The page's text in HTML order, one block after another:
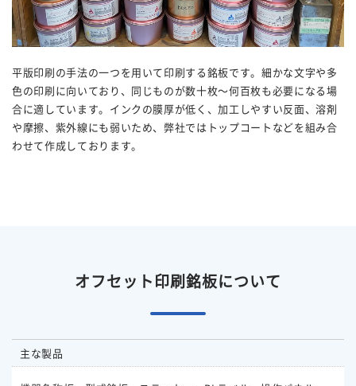
平版印刷の手法の一つを用いて印刷する銘板です。細かな文字や多
色の印刷に向いており、同じものが数十枚～何百枚も必要になる場
合に適しています。インクの膜厚が低く、加工しやすい反面、溶剤
や摩擦、紫外線にも弱いため、弊社ではトップコートなどを組み合
わせて作成しております。
オフセット印刷銘板について
主な製品